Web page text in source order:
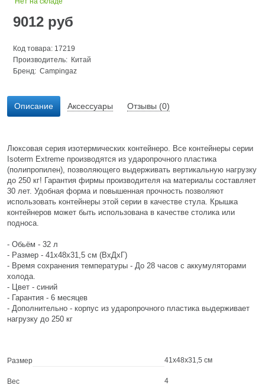
9012 руб
Код товара: 17219
Производитель: Китай
Бренд: Campingaz
Описание Аксессуары Отзывы (0)
Люксовая серия изотермических контейнеро. Все контейнеры серии
Isoterm Extreme производятся из ударопрочного пластика
(полипропилен), позволяющего выдерживать вертикальную нагрузку
до 250 кг! Гарантия фирмы производителя на материалы составляет
30 лет. Удобная форма и повышенная прочность позволяют
использовать контейнеры этой серии в качестве стула. Крышка
контейнеров может быть использована в качестве столика или
подноса.
- Обьём - 32 л
- Размер - 41х48х31,5 см (ВхДхГ)
- Время сохранения температуры - До 28 часов с аккумуляторами
холода.
- Цвет - синий
- Гарантия - 6 месяцев
- Дополнительно - корпус из ударопрочного пластика выдерживает
нагрузку до 250 кг
Размер 41х48х31,5 см
Вес 4